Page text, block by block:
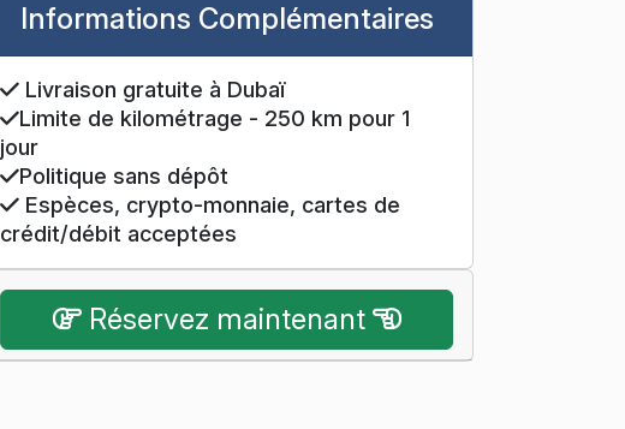
Informations Complémentaires
Livraison gratuite à Dubaï
Limite de kilométrage - 250 km pour 1
jour
Politique sans dépôt
Espèces, crypto-monnaie, cartes de
crédit/débit acceptées
Réservez maintenant